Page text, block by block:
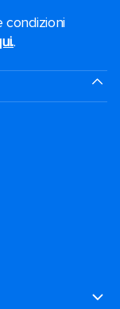
condizioni
.